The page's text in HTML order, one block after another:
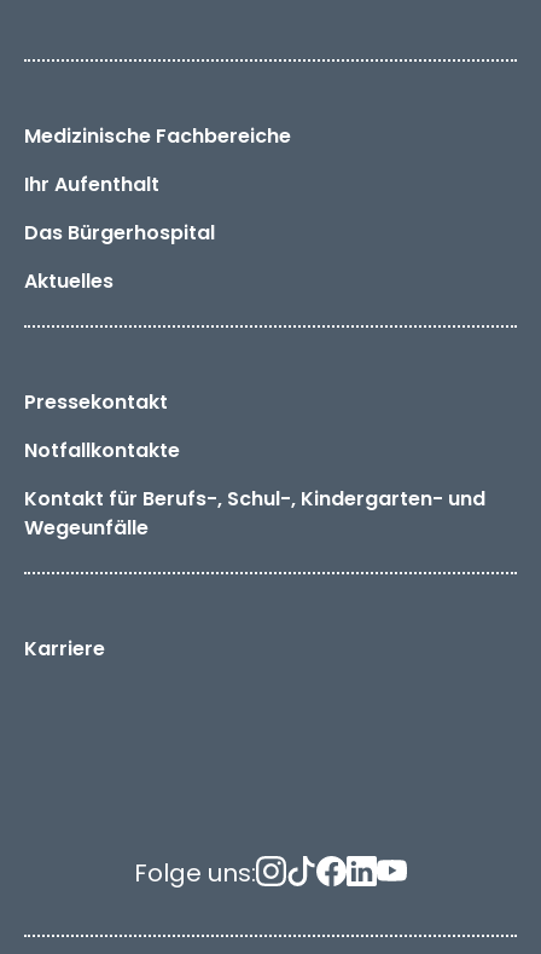
Medizinische Fachbereiche
Ihr Aufenthalt
Das Bürger­hospital
Aktuelles
Pressekontakt
Notfallkontakte
Kontakt für Berufs-, Schul-, Kindergarten- und
Wegeunfälle
Karriere
Folge uns: